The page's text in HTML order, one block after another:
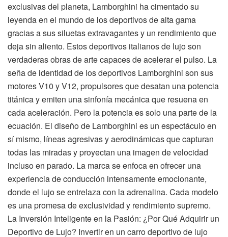
exclusivas del planeta, Lamborghini ha cimentado su
leyenda en el mundo de los deportivos de alta gama
gracias a sus siluetas extravagantes y un rendimiento que
deja sin aliento. Estos deportivos italianos de lujo son
verdaderas obras de arte capaces de acelerar el pulso. La
seña de identidad de los deportivos Lamborghini son sus
motores V10 y V12, propulsores que desatan una potencia
titánica y emiten una sinfonía mecánica que resuena en
cada aceleración. Pero la potencia es solo una parte de la
ecuación. El diseño de Lamborghini es un espectáculo en
sí mismo, líneas agresivas y aerodinámicas que capturan
todas las miradas y proyectan una imagen de velocidad
incluso en parado. La marca se enfoca en ofrecer una
experiencia de conducción intensamente emocionante,
donde el lujo se entrelaza con la adrenalina. Cada modelo
es una promesa de exclusividad y rendimiento supremo.
La Inversión Inteligente en la Pasión: ¿Por Qué Adquirir un
Deportivo de Lujo? Invertir en un carro deportivo de lujo